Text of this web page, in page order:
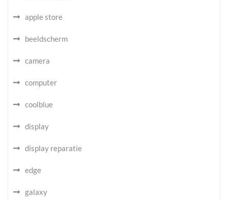
apple store
beeldscherm
camera
computer
coolblue
display
display reparatie
edge
galaxy